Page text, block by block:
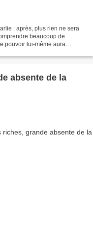
: après, plus rien ne sera
beaucoup de
pouvoir lui-même aura
absente de la